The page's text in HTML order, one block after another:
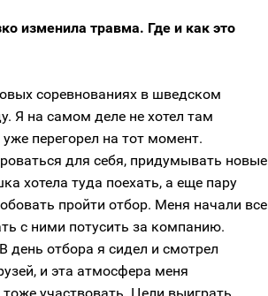
изменила травма. Где и как это
соревнованиях в шведском
Я на самом деле не хотел там
перегорел на тот момент.
для себя, придумывать новые
хотела туда поехать, а еще пару
пройти отбор. Меня начали все
с ними потусить за компанию.
день отбора я сидел и смотрел
и эта атмосфера меня